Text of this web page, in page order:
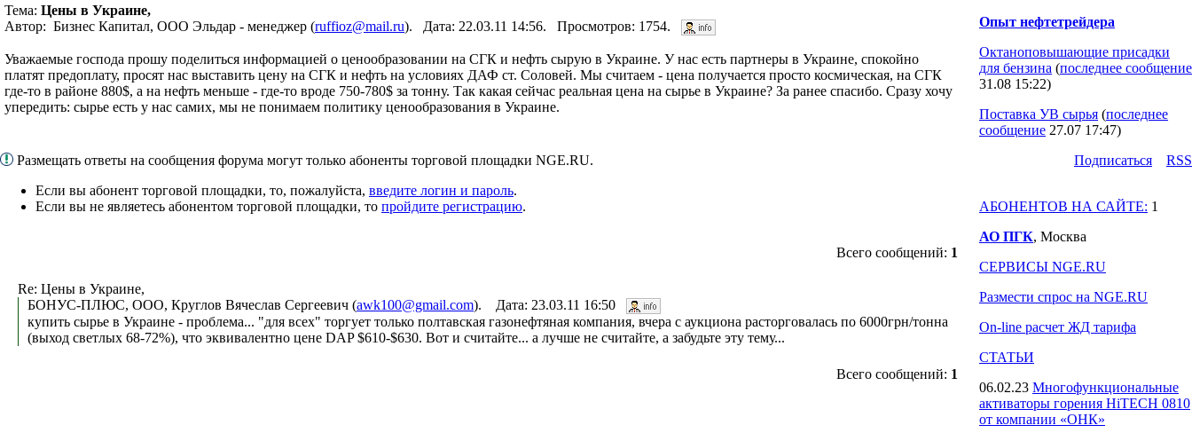
Тема: Цены в Украине,
Автор: Бизнес Капитал, ООО Эльдар - менеджер (ruffioz@mail.ru). Дата: 22.03.11 14:56. Просмотров: 1754.
Уважаемые господа прошу поделиться информацией о ценообразовании на СГК и нефть сырую в Украине. У нас есть партнеры в Украине, спокойно
платят предоплату, просят нас выставить цену на СГК и нефть на условиях ДАФ ст. Соловей. Мы считаем - цена получается просто космическая, на СГК
где-то в районе 880$, а на нефть меньше - где-то вроде 750-780$ за тонну. Так какая сейчас реальная цена на сырье в Украине? За ранее спасибо. Сразу хочу
упередить: сырье есть у нас самих, мы не понимаем политику ценообразования в Украине.
Размещать ответы на сообщения форума могут только абоненты торговой площадки NGE.RU.
Если вы абонент торговой площадки, то, пожалуйста, введите логин и пароль.
Если вы не являетесь абонентом торговой площадки, то пройдите регистрацию.
Всего сообщений: 1
Re: Цены в Украине,
БОНУС-ПЛЮС, ООО, Круглов Вячеслав Сергеевич (awk100@gmail.com). Дата: 23.03.11 16:50
купить сырье в Украине - проблема... "для всех" торгует только полтавская газонефтяная компания, вчера с аукциона расторговалась по 6000грн/тонна
(выход светлых 68-72%), что эквивалентно цене DAP $610-$630. Вот и считайте... а лучше не считайте, а забудьте эту тему...
Всего сообщений: 1
Опыт нефтетрейдера
Октаноповышающие присадки
для бензина (последнее сообщение
31.08 15:22)
Поставка УВ сырья (последнее
сообщение 27.07 17:47)
Подпиcаться
RSS
АБОНЕНТОВ НА САЙТЕ: 1
АО ПГК, Москва
СЕРВИСЫ NGE.RU
Размести спрос на NGE.RU
On-line расчет ЖД тарифа
СТАТЬИ
06.02.23 Многофункциональные
активаторы горения HiTECH 0810
от компании «ОНК»